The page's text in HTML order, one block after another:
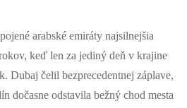
arabské emiráty najsilnejšia
keď len za jediný deň v krajine
Dubaj čelil bezprecedentnej záplave,
dočasne odstavila bežný chod mesta